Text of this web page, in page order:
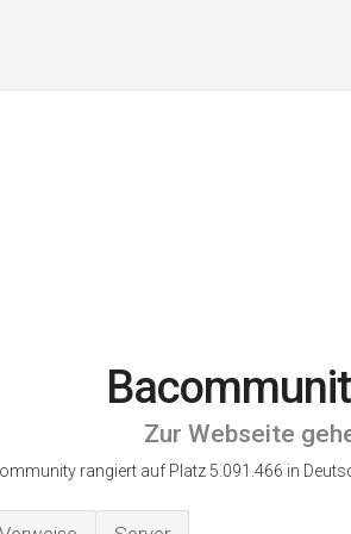
Zur Webseite
rangiert auf Platz 5.091.466 in